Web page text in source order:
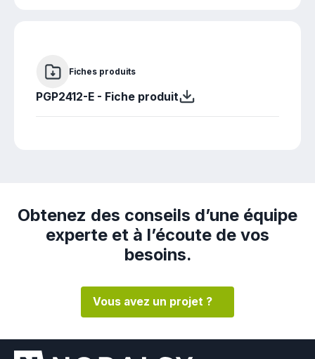
Fiches produits
PGP2412-E - Fiche produit
Obtenez des conseils d’une équipe
experte et à l’écoute de vos
besoins.
Vous avez un projet ?